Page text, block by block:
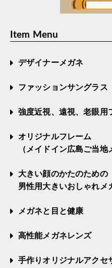
Item Menu
デザイナーメガネ
ファッションサングラス
強度近視、遠視、老眼用
オリジナルフレーム
（メイドイン広島ご当地
大きい顔のかたのための
男性用大きいおしゃれメ
メガネと目と健康
高性能メガネレンズ
手作りオリジナルアクセ